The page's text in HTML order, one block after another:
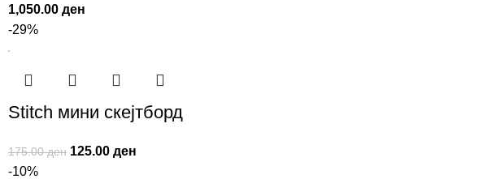
1,050.00ден
-29%
Stitch мини скејтборд
175.00ден 125.00ден
-10%